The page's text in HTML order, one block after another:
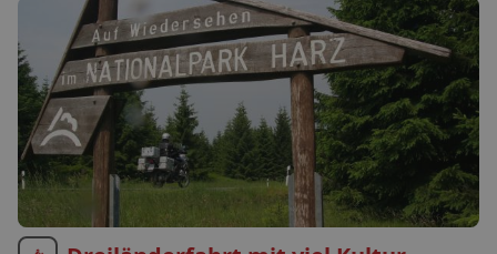
genauer ansehen will, der sollte zwei bis drei Tage
einplanen. Die Route führt größtenteils über gut
ausgebaute Straßen und hält viel Abwechslung bereit,
von der breiten Bundesstraße bis zu schmalen
Bergstraße ist alles verfügbar. Ob Anfänger oder
Könner – die Harz-Rundfahrt bietet jedem seinen
Fahrspaß. Die Kaiserstadt Goslar am Nordrand des
Harzes eignet sich sehr gut als Startort und ist über
die Autobahn A 7 zu erreichen. Nach dem